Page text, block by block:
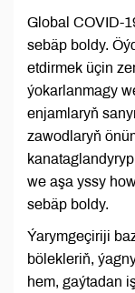
Global COVID-
sebäp boldy.
etdirmek üçin
ýokarlanmagy
enjamlaryň
zawodlaryň
we aşa yssy
sebäp boldy.
Ýarymgeçiriji
bölekleriň,
hem, gaýtadan